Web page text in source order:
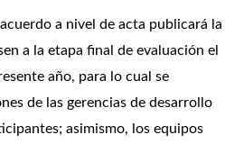
a nivel de acta publicará la
a la etapa final de evaluación el
año, para lo cual se
de las gerencias de desarrollo
asimismo, los equipos